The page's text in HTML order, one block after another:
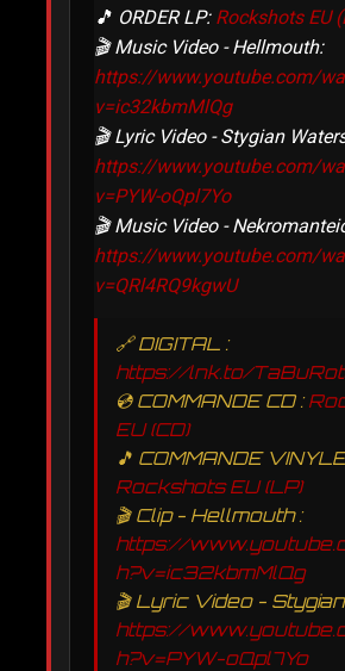
🎵 ORDER LP: Rockshots EU
🎬 Music Video - Hellmouth:
https://www.youtube.com/
v=ic32kbmMlQg
🎬 Lyric Video - Stygian
https://www.youtube.com/
v=PYW-oQpl7Yo
🎬 Music Video -
https://www.youtube.com/
v=QRl4RQ9kgwU
🔗 DIGITAL :
https://lnk.to/
💿 COMMANDE CD :
EU (CD)
🎵 COMMANDE
Rockshots EU (LP)
🎬 Clip - Hellmouth :
https://
h?v=ic32kbmMlQg
🎬 Lyric Video -
https://
h?v=PYW-oQpl7Yo